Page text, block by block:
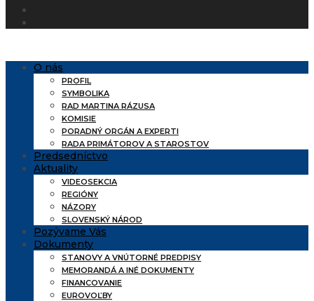
O nás
PROFIL
SYMBOLIKA
RAD MARTINA RÁZUSA
KOMISIE
PORADNÝ ORGÁN A EXPERTI
RADA PRIMÁTOROV A STAROSTOV
Predsedníctvo
Aktuality
VIDEOSEKCIA
REGIÓNY
NÁZORY
SLOVENSKÝ NÁROD
Pozývame Vás
Dokumenty
STANOVY A VNÚTORNÉ PREDPISY
MEMORANDÁ A INÉ DOKUMENTY
FINANCOVANIE
EUROVOĽBY